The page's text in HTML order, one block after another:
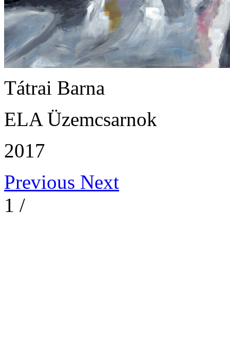
Tátrai Barna
ELA Üzemcsarnok
2017
Previous Next
1 /